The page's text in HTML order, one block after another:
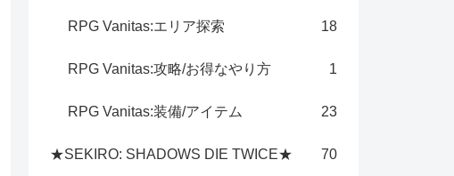
RPG Vanitas:エリア探索 18
RPG Vanitas:攻略/お得なやり方 1
RPG Vanitas:装備/アイテム 23
★SEKIRO: SHADOWS DIE TWICE★ 70